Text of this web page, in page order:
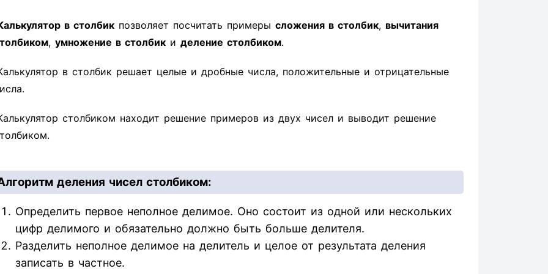
в столбик позволяет посчитать примеры сложения в столбик, вычитания
, умножение в столбик и деление столбиком.
в столбик решает целые и дробные числа, положительные и отрицательные
столбиком находит решение примеров из двух чисел и выводит решение
деления чисел столбиком:
Определить первое неполное делимое. Оно состоит из одной или нескольких
цифр делимого и обязательно должно быть больше делителя.
Разделить неполное делимое на делитель и целое от результата деления
записать в частное.